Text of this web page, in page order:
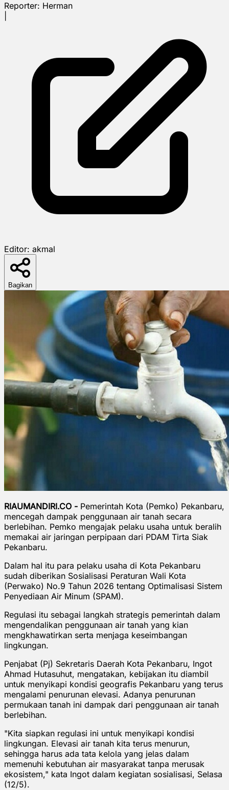
Reporter: Herman
Editor: akmal
Bagikan
RIAUMANDIRI.CO - Pemerintah Kota (Pemko) Pekanbaru,
mencegah dampak penggunaan air tanah secara
berlebihan. Pemko mengajak pelaku usaha untuk beralih
memakai air jaringan perpipaan dari PDAM Tirta Siak
Pekanbaru.
Dalam hal itu para pelaku usaha di Kota Pekanbaru
sudah diberikan Sosialisasi Peraturan Wali Kota
(Perwako) No.9 Tahun 2026 tentang Optimalisasi Sistem
Penyediaan Air Minum (SPAM).
Regulasi itu sebagai langkah strategis pemerintah dalam
mengendalikan penggunaan air tanah yang kian
mengkhawatirkan serta menjaga keseimbangan
lingkungan.
Penjabat (Pj) Sekretaris Daerah Kota Pekanbaru, Ingot
Ahmad Hutasuhut, mengatakan, kebijakan itu diambil
untuk menyikapi kondisi geografis Pekanbaru yang terus
mengalami penurunan elevasi. Adanya penurunan
permukaan tanah ini dampak dari penggunaan air tanah
berlebihan.
"Kita siapkan regulasi ini untuk menyikapi kondisi
lingkungan. Elevasi air tanah kita terus menurun,
sehingga harus ada tata kelola yang jelas dalam
memenuhi kebutuhan air masyarakat tanpa merusak
ekosistem," kata Ingot dalam kegiatan sosialisasi, Selasa
(12/5).